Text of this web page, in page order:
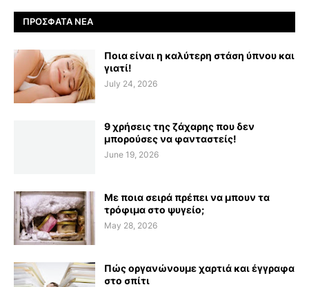
ΠΡΌΣΦΑΤΑ ΝΈΑ
Ποια είναι η καλύτερη στάση ύπνου και
γιατί!
July 24, 2026
9 χρήσεις της ζάχαρης που δεν
μπορούσες να φανταστείς!
June 19, 2026
Με ποια σειρά πρέπει να μπουν τα
τρόφιμα στο ψυγείο;
May 28, 2026
Πώς οργανώνουμε χαρτιά και έγγραφα
στο σπίτι